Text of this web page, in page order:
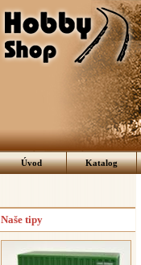
Úvod Katalog
Naše tipy